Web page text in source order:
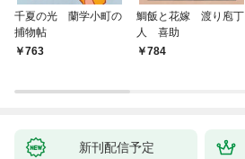
千夏の光 蘭学小町の
捕物帖
763
鯛飯と花嫁 渡り庖丁
人 喜助
784
新刊配信予定